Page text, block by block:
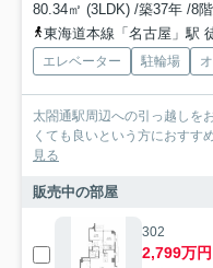
80.34㎡ (3LDK) /築37年 /8
東海道本線「名古屋」駅
エレベーター 駐輪場
太閤通駅周辺への引っ越しを
くても良いという方におすす
見る
販売中の部屋
302
2,799万円